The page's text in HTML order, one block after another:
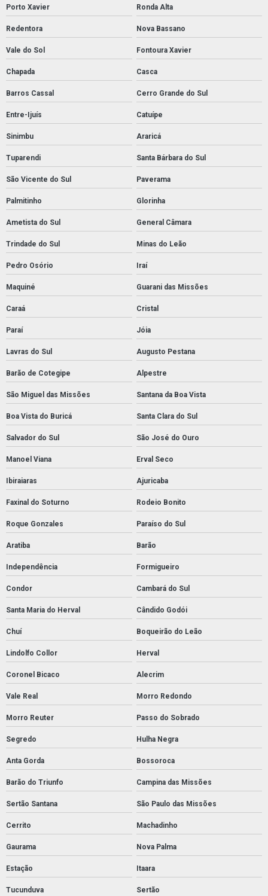
Porto Xavier Ronda Alta
Redentora Nova Bassano
Vale do Sol Fontoura Xavier
Chapada Casca
Barros Cassal Cerro Grande do Sul
Entre-Ijuís Catuípe
Sinimbu Araricá
Tuparendi Santa Bárbara do Sul
São Vicente do Sul Paverama
Palmitinho Glorinha
Ametista do Sul General Câmara
Trindade do Sul Minas do Leão
Pedro Osório Iraí
Maquiné Guarani das Missões
Caraá Cristal
Paraí Jóia
Lavras do Sul Augusto Pestana
Barão de Cotegipe Alpestre
São Miguel das Missões Santana da Boa Vista
Boa Vista do Buricá Santa Clara do Sul
Salvador do Sul São José do Ouro
Manoel Viana Erval Seco
Ibiraiaras Ajuricaba
Faxinal do Soturno Rodeio Bonito
Roque Gonzales Paraíso do Sul
Aratiba Barão
Independência Formigueiro
Condor Cambará do Sul
Santa Maria do Herval Cândido Godói
Chuí Boqueirão do Leão
Lindolfo Collor Herval
Coronel Bicaco Alecrim
Vale Real Morro Redondo
Morro Reuter Passo do Sobrado
Segredo Hulha Negra
Anta Gorda Bossoroca
Barão do Triunfo Campina das Missões
Sertão Santana São Paulo das Missões
Cerrito Machadinho
Gaurama Nova Palma
Estação Itaara
Tucunduva Sertão